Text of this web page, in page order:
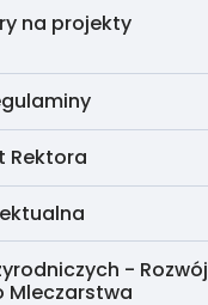
na projekty
Rektora
- Rozwój
Mleczarstwa